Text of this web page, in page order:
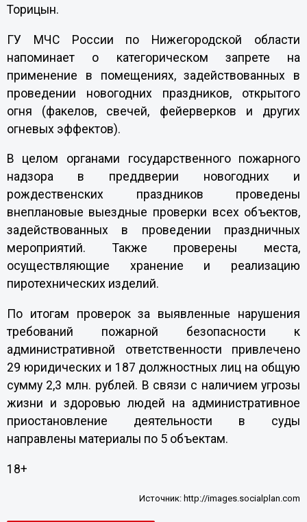
Торицын.
ГУ МЧС России по Нижегородской области
напоминает о категорическом запрете на
применение в помещениях, задействованных в
проведении новогодних праздников, открытого
огня (факелов, свечей, фейерверков и других
огневых эффектов).
В целом органами государственного пожарного
надзора в преддверии новогодних и
рождественских праздников проведены
внеплановые выездные проверки всех объектов,
задействованных в проведении праздничных
мероприятий. Также проверены места,
осуществляющие хранение и реализацию
пиротехнических изделий.
По итогам проверок за выявленные нарушения
требований пожарной безопасности к
административной ответственности привлечено
29 юридических и 187 должностных лиц на общую
сумму 2,3 млн. рублей. В связи с наличием угрозы
жизни и здоровью людей на административное
приостановление деятельности в суды
направлены материалы по 5 объектам.
18+
Источник: http://images.socialplan.com